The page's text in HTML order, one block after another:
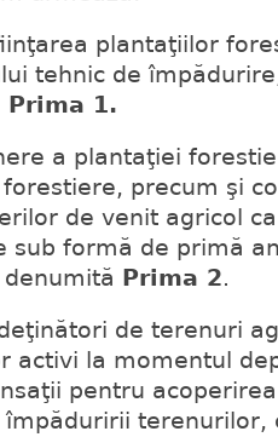
plantaţiilor
tehnic de
Prima 1.
a plantaţiei
precum şi
de venit agricol
sub formă de primă
Prima 2.
de terenuri
activi la momentul
pentru
terenurilor,